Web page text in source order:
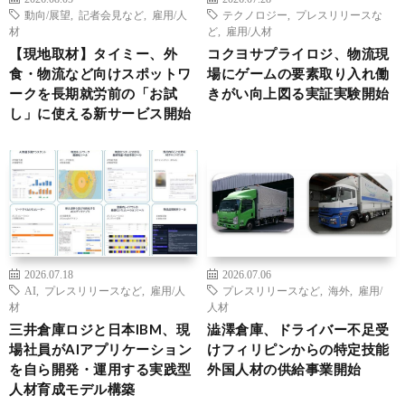
動向/展望
記者会見など
雇用/人
材
【現地取材】タイミー、外
食・物流など向けスポットワ
ークを長期就労前の「お試
し」に使える新サービス開始
テクノロジー
プレスリリースな
ど
雇用/人材
コクヨサプライロジ、物流現
場にゲームの要素取り入れ働
きがい向上図る実証実験開始
2026.07.18
AI
プレスリリースなど
雇用/人
材
三井倉庫ロジと日本IBM、現
場社員がAIアプリケーション
を自ら開発・運用する実践型
人材育成モデル構築
2026.07.06
プレスリリースなど
海外
雇用/
人材
澁澤倉庫、ドライバー不足受
けフィリピンからの特定技能
外国人材の供給事業開始